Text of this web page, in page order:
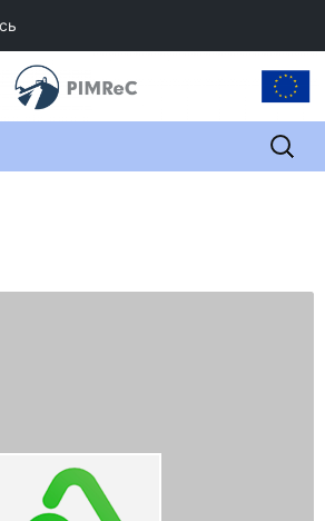
Пошук: